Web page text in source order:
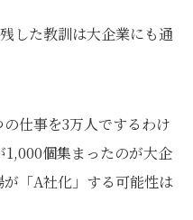
した教訓は大企業にも通
仕事を3万人でするわけ
個集まったのが大企
「A社化」する可能性は